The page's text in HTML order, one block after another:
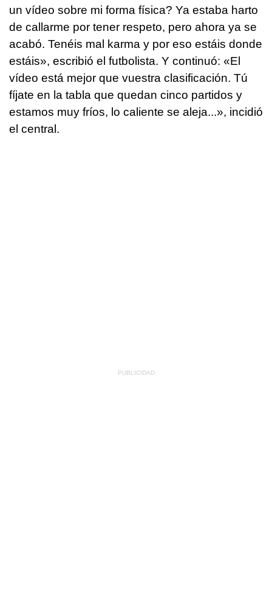
un vídeo sobre mi forma física? Ya estaba harto
de callarme por tener respeto, pero ahora ya se
acabó. Tenéis mal karma y por eso estáis donde
estáis», escribió el futbolista. Y continuó: «El
vídeo está mejor que vuestra clasificación. Tú
fíjate en la tabla que quedan cinco partidos y
estamos muy fríos, lo caliente se aleja...», incidió
el central.